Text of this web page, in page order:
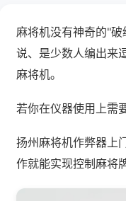
麻将机没有神奇的"
说、是少数人编出来
麻将机。
若你在仪器使用上需
扬州麻将机作弊器上
作就能实现控制麻将